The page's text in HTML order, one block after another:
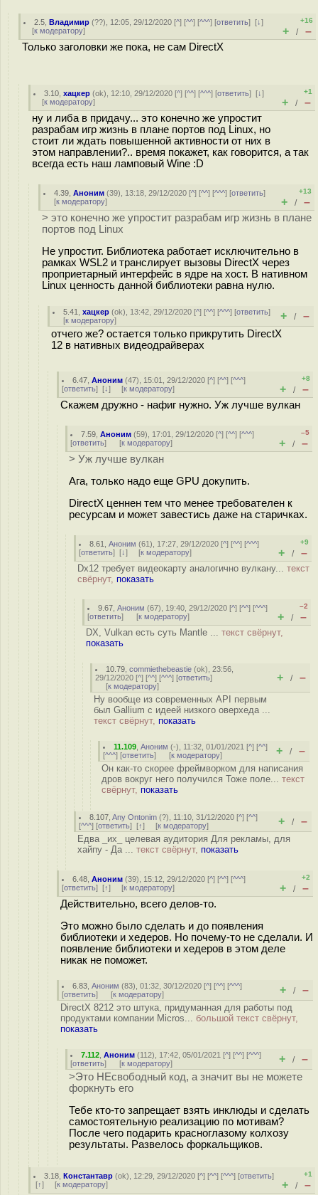
2.5 ,Владимир (??), 12:05, 29/12/2020 [^] [^^] [^^^] [ответить][↓]
[к модератору]
+16
+ / –
Только заголовки же пока, не сам DirectX
3.10 ,хацкер (ok), 12:10, 29/12/2020 [^] [^^] [^^^] [ответить][↓]
[к модератору]
+1
+ / –
ну и либа в придачу... это конечно же упростит
разрабам игр жизнь в плане портов под Linux, но
стоит ли ждать повышенной активности от них в
этом направлении?.. время покажет, как говорится, а так
всегда есть наш ламповый Wine :D
4.39 ,Аноним (39), 13:18, 29/12/2020 [^] [^^] [^^^] [ответить]
[к модератору]
+13
+ / –
> это конечно же упростит разрабам игр жизнь в плане
портов под Linux
Не упростит. Библиотека работает исключительно в
рамках WSL2 и транслирует вызовы DirectX через
проприетарный интерфейс в ядре на хост. В нативном
Linux ценность данной библиотеки равна нулю.
5.41 ,хацкер (ok), 13:42, 29/12/2020 [^] [^^] [^^^] [ответить]
[к модератору] + / –
отчего же? остается только прикрутить DirectX
12 в нативных видеодрайверах
6.47 ,Аноним (47), 15:01, 29/12/2020 [^] [^^] [^^^]
[ответить] [↓] [к модератору]
+8
+ / –
Скажем дружно - нафиг нужно. Уж лучше вулкан
7.59 ,Аноним (59), 17:01, 29/12/2020 [^] [^^] [^^^]
[ответить] [к модератору]
–5
+ / –
> Уж лучше вулкан
Ага, только надо еще GPU докупить.
DirectX ценнен тем что менее требователен к
ресурсам и может завестись даже на старичках.
8.61 ,Аноним (61), 17:27, 29/12/2020 [^] [^^] [^^^]
[ответить] [↓] [к модератору]
+9
+ / –
Dx12 требует видеокарту аналогично вулкану... текст
свёрнут, показать
9.67 ,Аноним (67), 19:40, 29/12/2020 [^] [^^] [^^^]
[ответить] [к модератору]
–2
+ / –
DX, Vulkan есть суть Mantle ... текст свёрнут,
показать
10.79 ,commiethebeastie (ok), 23:56,
29/12/2020 [^] [^^] [^^^] [ответить]
[к модератору]
+ / –
Ну вообще из современных API первым
был Gallium с идеей низкого оверхеда ...
текст свёрнут, показать
11.109 ,Аноним (-), 11:32, 01/01/2021 [^] [^^]
[^^^] [ответить] [к модератору] + / –
Он как-то скорее фреймворком для написания
дров вокруг него получился Тоже поле... текст
свёрнут, показать
8.107 ,Any Ontonim (?), 11:10, 31/12/2020 [^] [^^]
[^^^] [ответить] [↑] [к модератору] + / –
Едва _их_ целевая аудитория Для рекламы, для
хайпу - Да ... текст свёрнут, показать
6.48 ,Аноним (39), 15:12, 29/12/2020 [^] [^^] [^^^]
[ответить] [↑] [к модератору]
+2
+ / –
Действительно, всего делов-то.
Это можно было сделать и до появления
библиотеки и хедеров. Но почему-то не сделали. И
появление библиотеки и хедеров в этом деле
никак не поможет.
6.83 ,Аноним (83), 01:32, 30/12/2020 [^] [^^] [^^^]
[ответить] [к модератору] + / –
DirectX 8212 это штука, придуманная для работы под
продуктами компании Micros... большой текст свёрнут,
показать
7.112 ,Аноним (112), 17:42, 05/01/2021 [^] [^^] [^^^]
[ответить] [к модератору] + / –
>Это НЕсвободный код, а значит вы не можете
форкнуть его
Тебе кто-то запрещает взять инклюды и сделать
самостоятельную реализацию по мотивам?
После чего подарить кpacноглaзoму колхозу
результаты. Развелось форкальщиков.
3.18 ,Константавр (ok), 12:29, 29/12/2020 [^] [^^] [^^^] [ответить]
[↑] [к модератору]
+1
+ / –